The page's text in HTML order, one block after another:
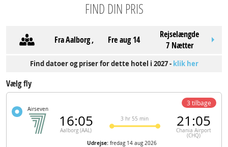
FIND DIN PRIS
FraAalborg, fre aug 14
Rejselængde
7 Nætter
Find datoer og priser for dette hotel i 2027 - klik her
Vælg fly
Airseven
16:05
Aalborg (AAL)
3 hr 55 min 21:05
Chania Airport
(CHQ)
Udrejse: fredag 14 aug 2026
3 tilbage